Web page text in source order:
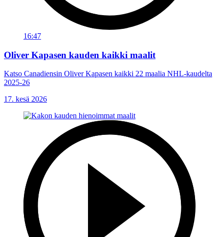
16:47
Oliver Kapasen kauden kaikki maalit
Katso Canadiensin Oliver Kapasen kaikki 22 maalia NHL-kaudelta
2025-26
17. kesä 2026